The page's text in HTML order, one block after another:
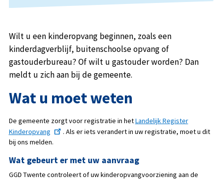
Wilt u een kinderopvang beginnen, zoals een
kinderdagverblijf, buitenschoolse opvang of
gastouderbureau? Of wilt u gastouder worden? Dan
meldt u zich aan bij de gemeente.
Wat u moet weten
De gemeente zorgt voor registratie in hetLandelijk Register
Kinderopvang
. Als er iets verandert in uw registratie, moet u dit
bij ons melden.
Wat gebeurt er met uw aanvraag
GGD Twente controleert of uw kinderopvangvoorziening aan de